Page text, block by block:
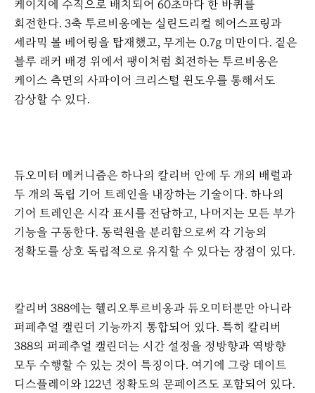
케이지에 수직으로 배치되어 60초마다 한 바퀴를
회전한다. 3축 투르비옹에는 실린드리컬 헤어스프링과
세라믹 볼 베어링을 탑재했고, 무게는 0.7g 미만이다. 짙은
블루 래커 배경 위에서 팽이처럼 회전하는 투르비옹은
케이스 측면의 사파이어 크리스털 윈도우를 통해서도
감상할 수 있다.
듀오미터 메커니즘은 하나의 칼리버 안에 두 개의 배럴과
두 개의 독립 기어 트레인을 내장하는 기술이다. 하나의
기어 트레인은 시각 표시를 전담하고, 나머지는 모든 부가
기능을 구동한다. 동력원을 분리함으로써 각 기능의
정확도를 상호 독립적으로 유지할 수 있다는 장점이 있다.
칼리버 388에는 헬리오투르비옹과 듀오미터뿐만 아니라
퍼페추얼 캘린더 기능까지 통합되어 있다. 특히 칼리버
388의 퍼페추얼 캘린더는 시간 설정을 정방향과 역방향
모두 수행할 수 있는 것이 특징이다. 여기에 그랑 데이트
디스플레이와 122년 정확도의 문페이즈도 포함되어 있다.